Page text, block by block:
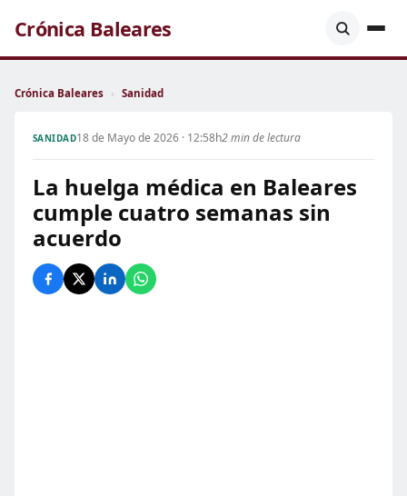
Crónica Baleares
Crónica Baleares › Sanidad
SANIDAD18 de Mayo de 2026 · 12:58h2 min de lectura
La huelga médica en Baleares
cumple cuatro semanas sin
acuerdo